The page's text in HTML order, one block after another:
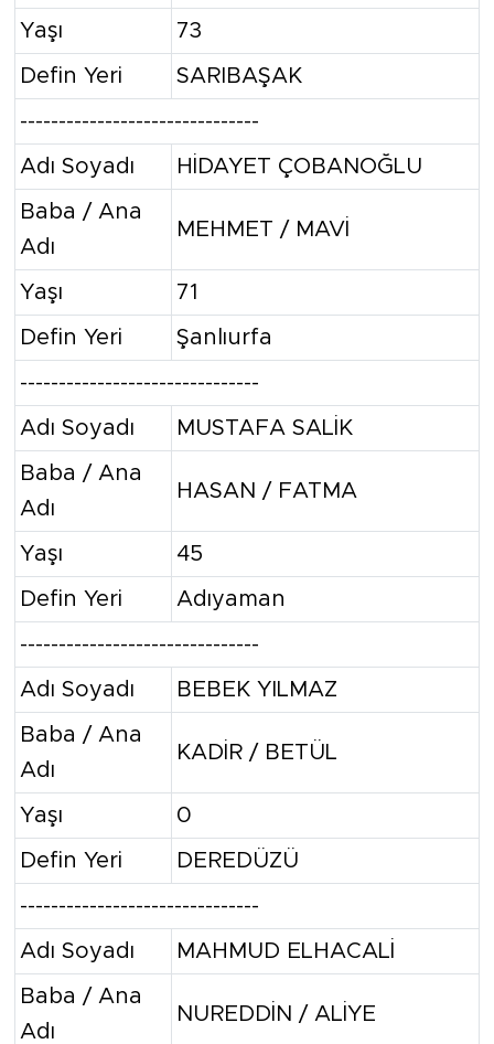
Yaşı 73
Defin Yeri SARIBAŞAK
-------------------------------
Adı Soyadı HİDAYET ÇOBANOĞLU
Baba / Ana
Adı
MEHMET / MAVİ
Yaşı 71
Defin Yeri Şanlıurfa
-------------------------------
Adı Soyadı MUSTAFA SALİK
Baba / Ana
Adı
HASAN / FATMA
Yaşı 45
Defin Yeri Adıyaman
-------------------------------
Adı Soyadı BEBEK YILMAZ
Baba / Ana
Adı
KADİR / BETÜL
Yaşı 0
Defin Yeri DEREDÜZÜ
-------------------------------
Adı Soyadı MAHMUD ELHACALİ
Baba / Ana
Adı
NUREDDİN / ALİYE